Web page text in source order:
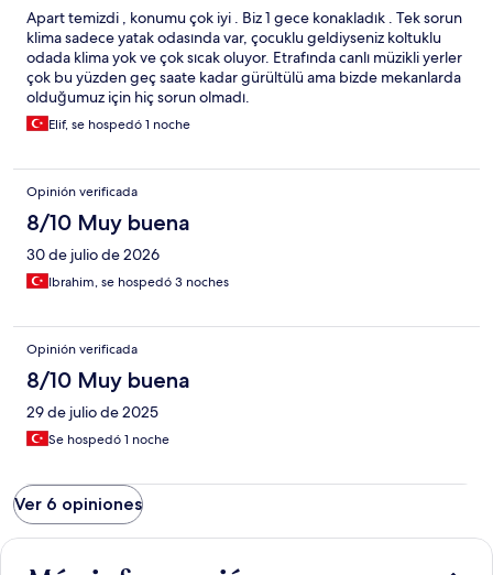
4 kişilik salon mutfak bölümünde uydurma bir açılabilir benc var
ama açilinca yer yatağı gibi oluyor ayrıca temizde değildi biz
kullanamadik. İşletme çevresinde park problemi fazlasıyla var
aracımızı hergün baska bir sokağa parketmek zorunda kaldık. Hiç
mi iyi yönü yok elbette var Denize yürüyerek 1 dakika da
gidiyorsunuz halk plajı var ama bı konakladığımizda içmeler
konu olunca malesef bu imkandan da faydalanamadik. Tekrar
Marmaris e gelirsem bu konaklama yerini tercih etmem
Apart temizdi , konumu çok iyi . Biz 1 gece konakladık . Tek sorun
klima sadece yatak odasında var, çocuklu geldiyseniz koltuklu
odada klima yok ve çok sıcak oluyor. Etrafında canlı müzikli yerler
çok bu yüzden geç saate kadar gürültülü ama bizde mekanlarda
olduğumuz için hiç sorun olmadı.
Elif, se hospedó 1 noche
Opinión verificada
8/10 Muy buena
30 de julio de 2026
Ibrahim, se hospedó 3 noches
Opinión verificada
8/10 Muy buena
29 de julio de 2025
Se hospedó 1 noche
Ver 6 opiniones